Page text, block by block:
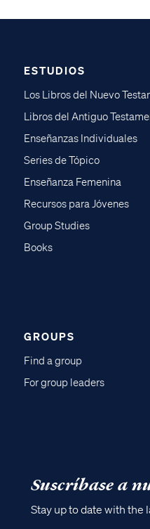
ESTUDIOS
Los Libros del Nuevo
Libros del Antiguo
Enseñanzas Individuales
Series de Tópico
Enseñanza Femenina
Recursos para Jóvenes
Group Studies
Books
GROUPS
Find a group
For group leaders
Suscríbase a
Stay up to date with